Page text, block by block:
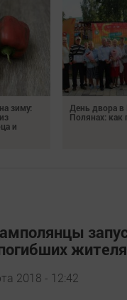
зиму:
и
День двора в
Полянах: как
2018 - 12:42